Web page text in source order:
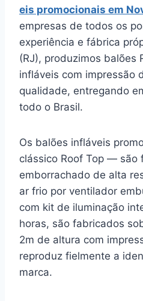
eis promocionais em
empresas de todos os
experiência e fábrica
(RJ), produzimos balões
infláveis com impressão
qualidade, entregando
todo o Brasil.
Os balões infláveis
clássico Roof Top — são
emborrachado de alta
ar frio por ventilador
com kit de iluminação
horas, são fabricados
2m de altura com
reproduz fielmente a
marca.